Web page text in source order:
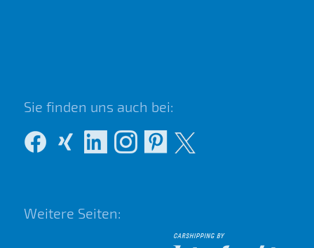
Sie finden uns auch bei:
Weitere Seiten: